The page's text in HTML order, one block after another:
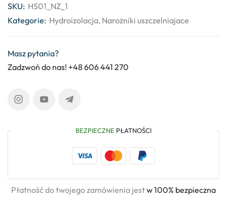
SKU: HS01_NZ_1
Kategorie: Hydroizolacja, Narożniki uszczelniajace
Masz pytania?
Zadzwoń do nas! +48 606 441 270
BEZPIECZNE PŁATNOŚCI
Płatność do twojego zamówienia jestw 100% bezpieczna